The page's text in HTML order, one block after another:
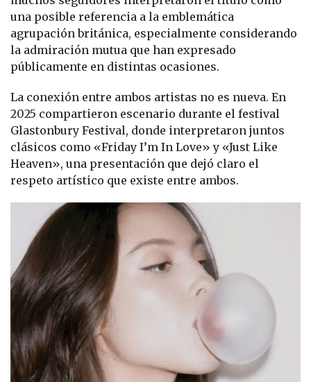
una posible referencia a la emblemática
agrupación británica, especialmente considerando
la admiración mutua que han expresado
públicamente en distintas ocasiones.
La conexión entre ambos artistas no es nueva. En
2025 compartieron escenario durante el festival
Glastonbury Festival, donde interpretaron juntos
clásicos como «Friday I’m In Love» y «Just Like
Heaven», una presentación que dejó claro el
respeto artístico que existe entre ambos.